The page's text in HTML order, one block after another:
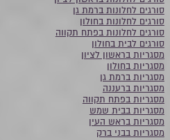
סורגים לחלונות ברמת גן
סורגים לחלונות בחולון
סורגים לחלונות בפתח תקווה
סורגים לבית בחולון
מסגריות בראשון לציון
מסגריות בחולון
מסגריות ברמת גן
מסגריות ברעננה
מסגריות בפתח תקווה
מסגריות בבית שמש
מסגריות בראש העין
מסגריות בבני ברק